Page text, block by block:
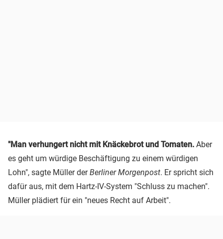
"Man verhungert nicht mit Knäckebrot und Tomaten. Aber
es geht um würdige Beschäftigung zu einem würdigen
Lohn", sagte Müller derBerliner Morgenpost. Er spricht sich
dafür aus, mit dem Hartz-IV-System "Schluss zu machen".
Müller plädiert für ein "neues Recht auf Arbeit".